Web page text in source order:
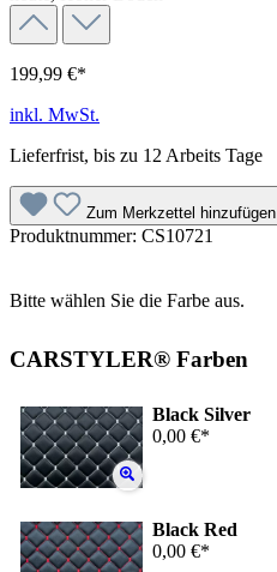
199,99 €*
inkl. MwSt.
Lieferfrist, bis zu 12 Arbeits Tage
Zum Merkzettel hinzufügen
Produktnummer: CS10721
Bitte wählen Sie die Farbe aus.
CARSTYLER® Farben
Black Silver
0,00 €*
Black Red
0,00 €*